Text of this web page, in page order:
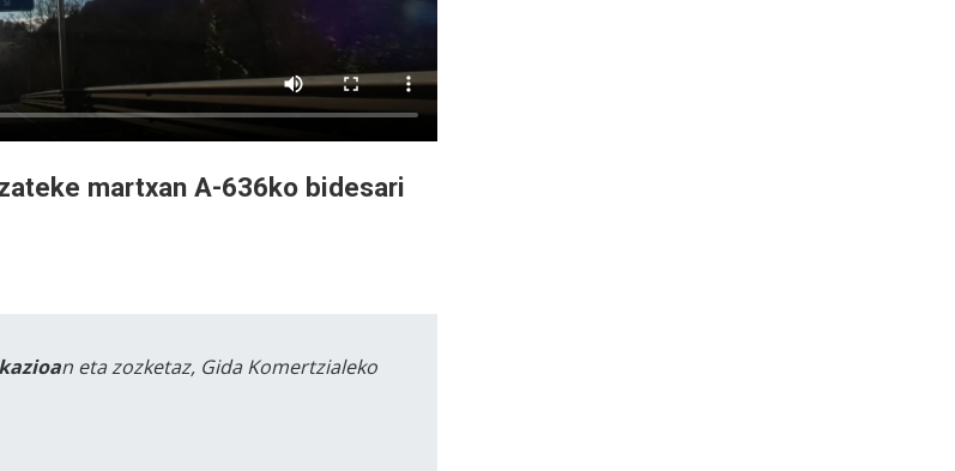
martxan A-636ko bidesari
n eta zozketaz, Gida Komertzialeko